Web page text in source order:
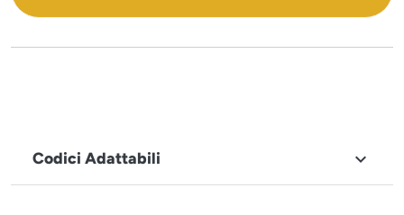
Codici Adattabili 